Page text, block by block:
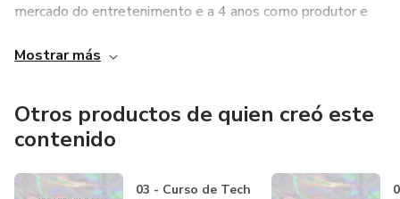
mercado do entretenimento e a 4 anos como produtor e
cenário nacional e mundial.
Mostrar más
Otros productos de quien creó este
contenido
03 - Curso de Tech